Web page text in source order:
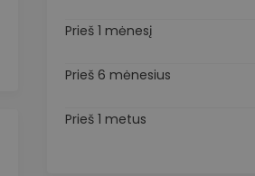
Prieš 1 mėnesį
Prieš 6 mėnesius
Prieš 1 metus